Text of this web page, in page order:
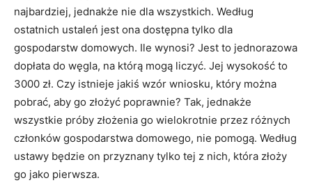
najbardziej, jednakże nie dla wszystkich. Według
ostatnich ustaleń jest ona dostępna tylko dla
gospodarstw domowych. Ile wynosi? Jest to jednorazowa
dopłata do węgla, na którą mogą liczyć. Jej wysokość to
3000 zł. Czy istnieje jakiś wzór wniosku, który można
pobrać, aby go złożyć poprawnie? Tak, jednakże
wszystkie próby złożenia go wielokrotnie przez różnych
członków gospodarstwa domowego, nie pomogą. Według
ustawy będzie on przyznany tylko tej z nich, która złoży
go jako pierwsza.